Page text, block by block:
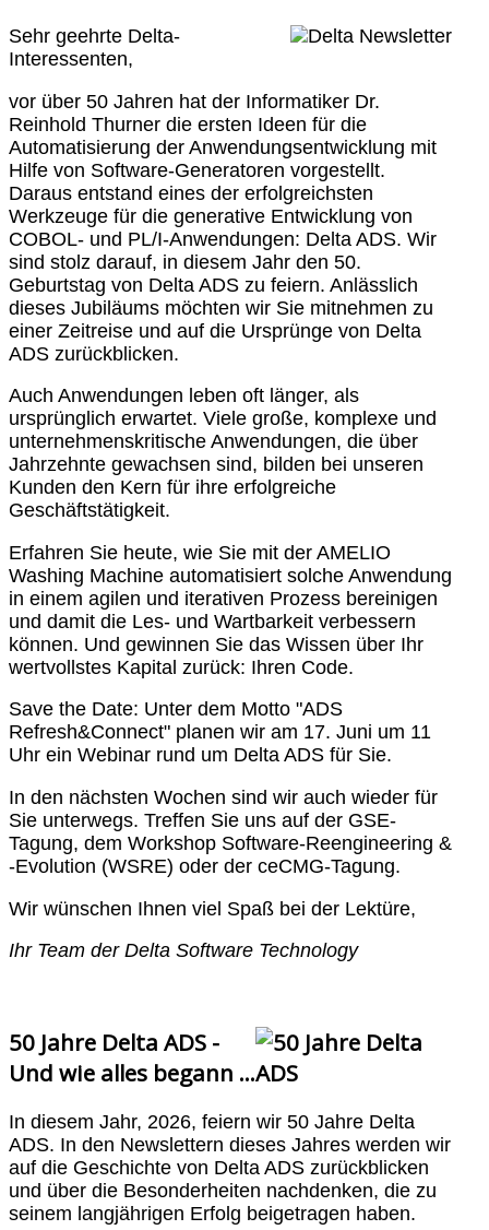
Sehr geehrte Delta-
Interessenten,
vor über 50 Jahren hat der Informatiker Dr.
Reinhold Thurner die ersten Ideen für die
Automatisierung der Anwendungsentwicklung mit
Hilfe von Software-Generatoren vorgestellt.
Daraus entstand eines der erfolgreichsten
Werkzeuge für die generative Entwicklung von
COBOL- und PL/I-Anwendungen: Delta ADS. Wir
sind stolz darauf, in diesem Jahr den 50.
Geburtstag von Delta ADS zu feiern. Anlässlich
dieses Jubiläums möchten wir Sie mitnehmen zu
einer Zeitreise und auf die Ursprünge von Delta
ADS zurückblicken.
Auch Anwendungen leben oft länger, als
ursprünglich erwartet. Viele große, komplexe und
unternehmenskritische Anwendungen, die über
Jahrzehnte gewachsen sind, bilden bei unseren
Kunden den Kern für ihre erfolgreiche
Geschäftstätigkeit.
Erfahren Sie heute, wie Sie mit der AMELIO
Washing Machine automatisiert solche Anwendung
in einem agilen und iterativen Prozess bereinigen
und damit die Les- und Wartbarkeit verbessern
können. Und gewinnen Sie das Wissen über Ihr
wertvollstes Kapital zurück: Ihren Code.
Save the Date: Unter dem Motto "ADS
Refresh&Connect" planen wir am 17. Juni um 11
Uhr ein Webinar rund um Delta ADS für Sie.
In den nächsten Wochen sind wir auch wieder für
Sie unterwegs. Treffen Sie uns auf der GSE-
Tagung, dem Workshop Software-Reengineering &
-Evolution (WSRE) oder der ceCMG-Tagung.
Wir wünschen Ihnen viel Spaß bei der Lektüre,
Ihr Team der Delta Software Technology
50 Jahre Delta ADS -
Und wie alles begann ...
In diesem Jahr, 2026, feiern wir 50 Jahre Delta
ADS. In den Newslettern dieses Jahres werden wir
auf die Geschichte von Delta ADS zurückblicken
und über die Besonderheiten nachdenken, die zu
seinem langjährigen Erfolg beigetragen haben.